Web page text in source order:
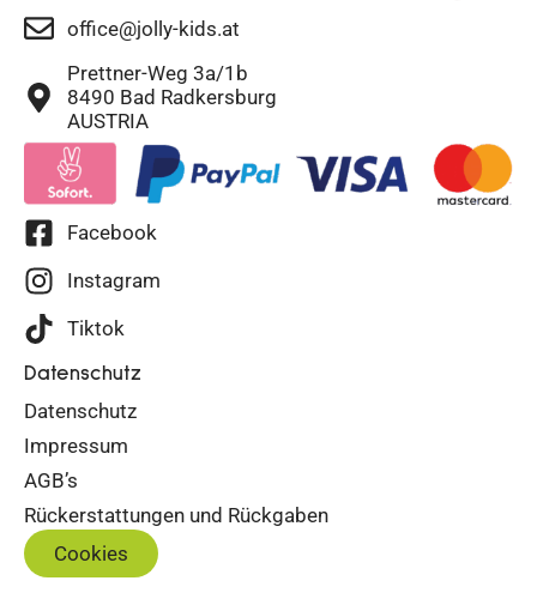
office@jolly-kids.at
Prettner-Weg 3a/1b
8490 Bad Radkersburg
AUSTRIA
Facebook
Instagram
Tiktok
Datenschutz
Datenschutz
Impressum
AGB’s
Rückerstattungen und Rückgaben
Cookies